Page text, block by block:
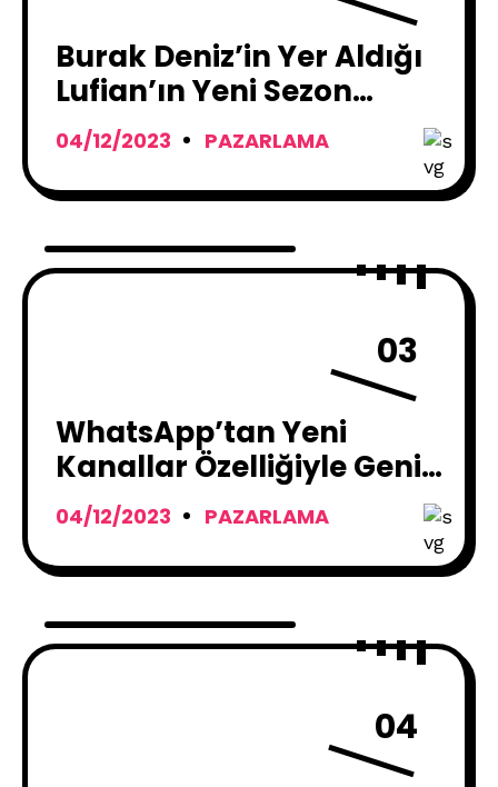
Burak Deniz’in Yer Aldığı
Lufian’ın Yeni Sezon
Reklam Filmi Yayınlandı:
“Kendin Olduğun Her An
Lufian”
04/12/2023 PAZARLAMA
03
WhatsApp’tan Yeni
Kanallar Özelliğiyle Geniş
Kitlelere Erişim
04/12/2023 PAZARLAMA
04